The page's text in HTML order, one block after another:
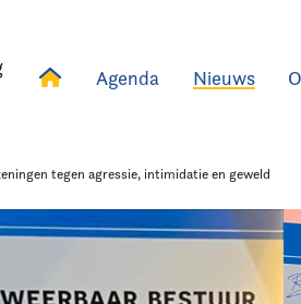
Agenda Nieuws
tegen agressie, intimidatie en geweld